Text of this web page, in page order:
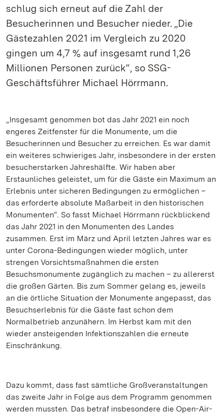
schlug sich erneut auf die Zahl der
Besucherinnen und Besucher nieder. „Die
Gästezahlen 2021 im Vergleich zu 2020
gingen um 4,7 % auf insgesamt rund 1,26
Millionen Personen zurück“, so SSG-
Geschäftsführer Michael Hörrmann.
„Insgesamt genommen bot das Jahr 2021 ein noch
engeres Zeitfenster für die Monumente, um die
Besucherinnen und Besucher zu erreichen. Es war damit
ein weiteres schwieriges Jahr, insbesondere in der ersten
besucherstarken Jahreshälfte. Wir haben aber
Erstaunliches geleistet, um für die Gäste ein Maximum an
Erlebnis unter sicheren Bedingungen zu ermöglichen –
das erforderte absolute Maßarbeit in den historischen
Monumenten“. So fasst Michael Hörrmann rückblickend
das Jahr 2021 in den Monumenten des Landes
zusammen. Erst im März und April letzten Jahres war es
unter Corona-Bedingungen wieder möglich, unter
strengen Vorsichtsmaßnahmen die ersten
Besuchsmonumente zugänglich zu machen – zu allererst
die großen Gärten. Bis zum Sommer gelang es, jeweils
an die örtliche Situation der Monumente angepasst, das
Besuchserlebnis für die Gäste fast schon dem
Normalbetrieb anzunähern. Im Herbst kam mit den
wieder ansteigenden Infektionszahlen die erneute
Einschränkung.
Dazu kommt, dass fast sämtliche Großveranstaltungen
das zweite Jahr in Folge aus dem Programm genommen
werden mussten. Das betraf insbesondere die Open-Air-